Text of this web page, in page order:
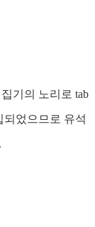
기의 노리로 tab
되었으므로 유석